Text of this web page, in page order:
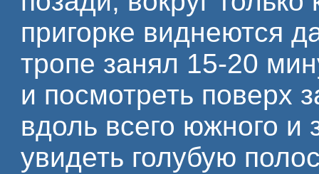
пригорке виднеются
тропе занял 15-20
и посмотреть поверх
вдоль всего южного и
увидеть голубую